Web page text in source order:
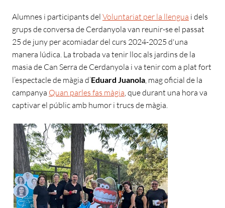
Alumnes i participants del Voluntariat per la llengua i dels
grups de conversa de Cerdanyola van reunir-se el passat
25 de juny per acomiadar del curs 2024-2025 d'una
manera lúdica. La trobada va tenir lloc als jardins de la
masia de Can Serra de Cerdanyola i va tenir com a plat fort
l’espectacle de màgia d’Eduard Juanola , mag oficial de la
campanya Quan parles fas màgia , que durant una hora va
captivar el públic amb humor i trucs de màgia.